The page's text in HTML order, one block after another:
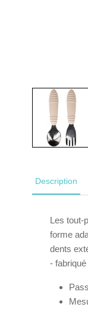
Description
Les tout-
forme
dents
-